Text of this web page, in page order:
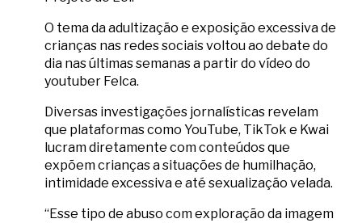
O tema da adultização e exposição excessiva de
crianças nas redes sociais voltou ao debate do
dia nas últimas semanas a partir do vídeo do
youtuber Felca.
Diversas investigações jornalísticas revelam
que plataformas como YouTube, TikTok e Kwai
lucram diretamente com conteúdos que
expõem crianças a situações de humilhação,
intimidade excessiva e até sexualização velada.
“Esse tipo de abuso com exploração da imagem